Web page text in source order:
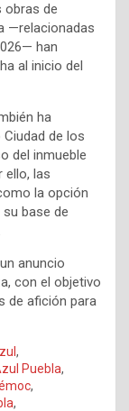
obras de
—relacionadas
han
al inicio del
ha
de los
del inmueble
ello, las
la opción
base de
anuncio
con el objetivo
de afición para
,
Puebla,
,
,